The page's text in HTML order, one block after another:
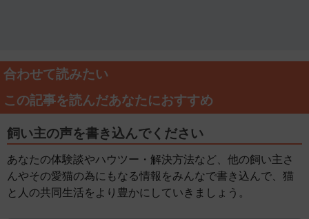
合わせて読みたい
この記事を読んだあなたにおすすめ
飼い主の声を書き込んでください
あなたの体験談やハウツー・解決方法など、他の飼い主さ
んやその愛猫の為にもなる情報をみんなで書き込んで、猫
と人の共同生活をより豊かにしていきましょう。